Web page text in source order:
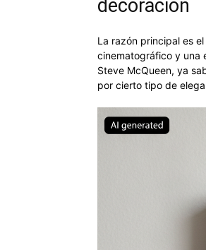
decoración
La razón principal es
cinematográfico y una
Steve McQueen, ya
por cierto tipo de